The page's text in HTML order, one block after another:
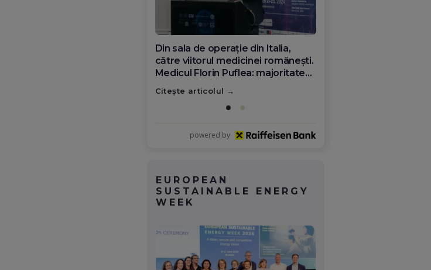
Liliana Caimacan: Nu este vorba
despre a renunța la cine ești.
Privesc cu teamă, dar și cu
speranță ceea ce se întâmplă în
România
Citește articolul
powered by
EUROPEAN
SUSTAINABLE ENERGY
WEEK